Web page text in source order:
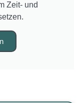
Zeit- und